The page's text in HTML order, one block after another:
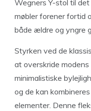
Wegners Y-stol til
møbler forener fortid
både ældre og yngre
Styrken ved de
at overskride modens
minimalistiske
og de kan
elementer. Denne